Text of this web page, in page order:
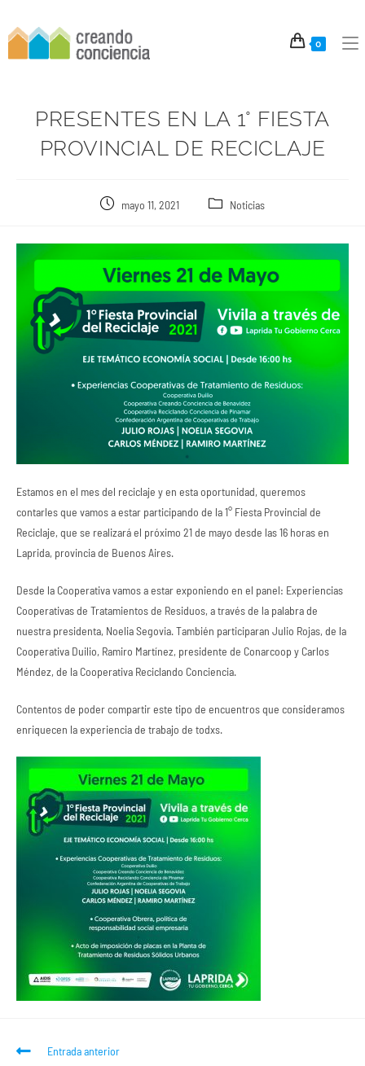
0
PRESENTES EN LA 1° FIESTA
PROVINCIAL DE RECICLAJE
mayo 11, 2021 Noticias
Estamos en el mes del reciclaje y en esta oportunidad, queremos
contarles que vamos a estar participando de la 1° Fiesta Provincial de
Reciclaje, que se realizará el próximo 21 de mayo desde las 16 horas en
Laprida, provincia de Buenos Aires.
Desde la Cooperativa vamos a estar exponiendo en el panel: Experiencias
Cooperativas de Tratamientos de Residuos, a través de la palabra de
nuestra presidenta, Noelia Segovia. También participaran Julio Rojas, de la
Cooperativa Duilio, Ramiro Martínez, presidente de Conarcoop y Carlos
Méndez, de la Cooperativa Reciclando Conciencia.
Contentos de poder compartir este tipo de encuentros que consideramos
enriquecen la experiencia de trabajo de todxs.
Entrada anterior